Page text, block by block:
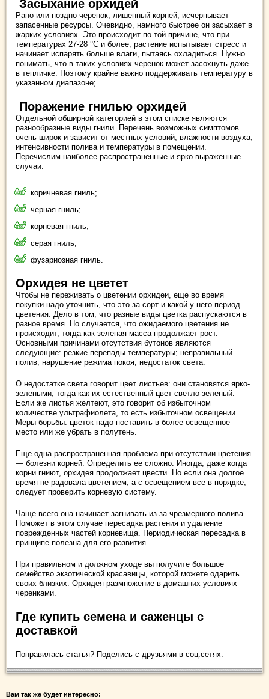
Засыхание орхидей
Рано или поздно черенок, лишенный корней, исчерпывает
запасенные ресурсы. Очевидно, намного быстрее он засыхает в
жарких условиях. Это происходит по той причине, что при
температурах 27-28 °С и более, растение испытывает стресс и
начинает испарять больше влаги, пытаясь охладиться. Нужно
понимать, что в таких условиях черенок может засохнуть даже
в тепличке. Поэтому крайне важно поддерживать температуру в
указанном диапазоне;
Поражение гнилью орхидей
Отдельной обширной категорией в этом списке являются
разнообразные виды гнили. Перечень возможных симптомов
очень широк и зависит от местных условий, влажности воздуха,
интенсивности полива и температуры в помещении.
Перечислим наиболее распространенные и ярко выраженные
случаи:
коричневая гниль;
черная гниль;
корневая гниль;
серая гниль;
фузариозная гниль.
Орхидея не цветет
Чтобы не переживать о цветении орхидеи, еще во время
покупки надо уточнить, что это за сорт и какой у него период
цветения. Дело в том, что разные виды цветка распускаются в
разное время. Но случается, что ожидаемого цветения не
происходит, тогда как зеленая масса продолжает рост.
Основными причинами отсутствия бутонов являются
следующие: резкие перепады температуры; неправильный
полив; нарушение режима покоя; недостаток света.
О недостатке света говорит цвет листьев: они становятся ярко-
зелеными, тогда как их естественный цвет светло-зеленый.
Если же листья желтеют, это говорит об избыточном
количестве ультрафиолета, то есть избыточном освещении.
Меры борьбы: цветок надо поставить в более освещенное
место или же убрать в полутень.
Еще одна распространенная проблема при отсутствии цветения
— болезни корней. Определить ее сложно. Иногда, даже когда
корни гниют, орхидея продолжает цвести. Но если она долгое
время не радовала цветением, а с освещением все в порядке,
следует проверить корневую систему.
Чаще всего она начинает загнивать из-за чрезмерного полива.
Поможет в этом случае пересадка растения и удаление
поврежденных частей корневища. Периодическая пересадка в
принципе полезна для его развития.
При правильном и должном уходе вы получите большое
семейство экзотической красавицы, которой можете одарить
своих близких. Орхидея размножение в домашних условиях
черенками.
Где купить семена и саженцы с
доставкой
Понравилась статья? Поделись с друзьями в соц.сетях:
Вам так же будет интересно: